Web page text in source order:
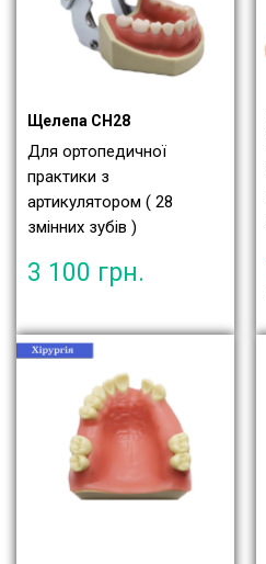
Щелепа СН28
Для ортопедичної
практики з
артикулятором ( 28
змінних зубів )
3 100 грн.